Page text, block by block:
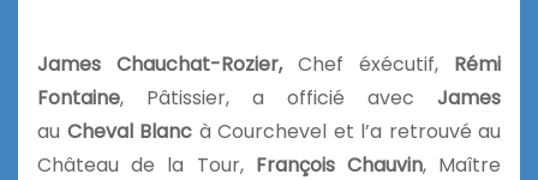
James Chauchat-Rozier, Chef éxécutif, Rémi
Fontaine, Pâtissier, a officié avec James
au Cheval Blanc à Courchevel et l’a retrouvé au
Château de la Tour, François Chauvin, Maître